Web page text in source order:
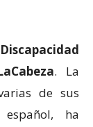
. La
de sus
ha